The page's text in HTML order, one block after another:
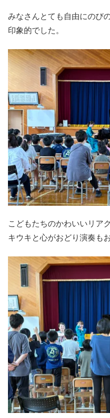
みなさんとても自由にのび
印象的でした。
こどもたちのかわいいリア
キウキと心がおどり演奏も